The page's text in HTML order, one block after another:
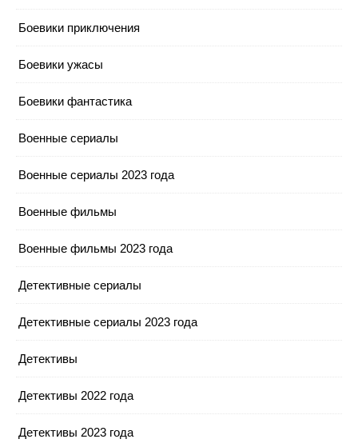
Боевики приключения
Боевики ужасы
Боевики фантастика
Военные сериалы
Военные сериалы 2023 года
Военные фильмы
Военные фильмы 2023 года
Детективные сериалы
Детективные сериалы 2023 года
Детективы
Детективы 2022 года
Детективы 2023 года